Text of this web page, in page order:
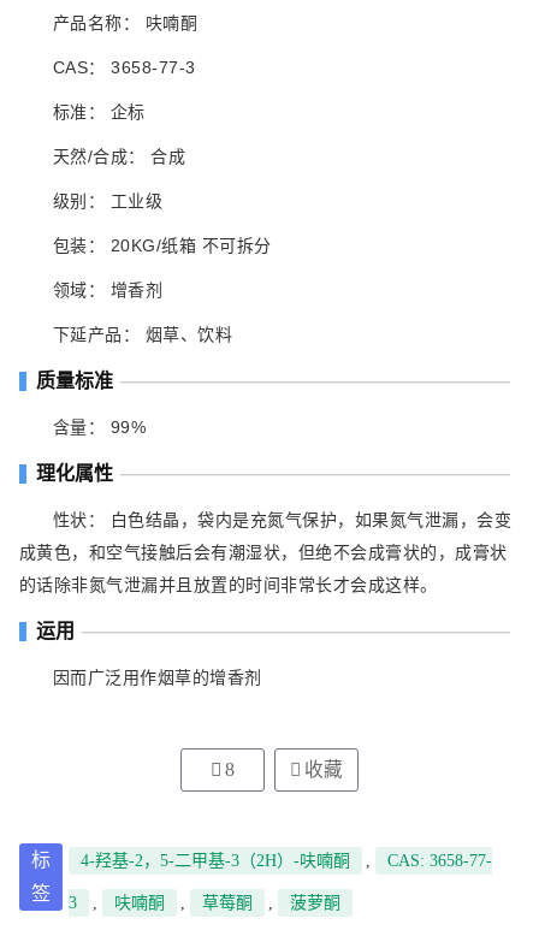
产品名称： 呋喃酮
CAS： 3658-77-3
标准： 企标
天然/合成： 合成
级别： 工业级
包装： 20KG/纸箱 不可拆分
领域： 增香剂
下延产品： 烟草、饮料
质量标准
含量： 99%
理化属性
性状： 白色结晶，袋内是充氮气保护，如果氮气泄漏，会变
成黄色，和空气接触后会有潮湿状，但绝不会成膏状的，成膏状
的话除非氮气泄漏并且放置的时间非常长才会成这样。
运用
因而广泛用作烟草的增香剂
8 收藏
标
签
4-羟基-2，5-二甲基-3（2H）-呋喃酮 , CAS: 3658-77-
3 , 呋喃酮 , 草莓酮 , 菠萝酮